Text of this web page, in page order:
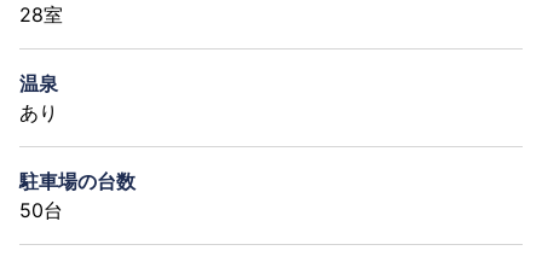
28室
温泉
あり
駐車場の台数
50台